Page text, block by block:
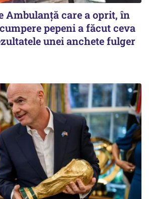
Ambulanță care a oprit, în
pepeni a făcut ceva
unei anchete fulger